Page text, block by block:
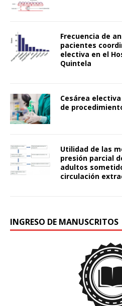
Frecuencia de
pacientes
electiva en el
Quintela
Cesárea
de
Utilidad de las
presión parcial
adultos
circulación
INGRESO DE MANUSCRITOS